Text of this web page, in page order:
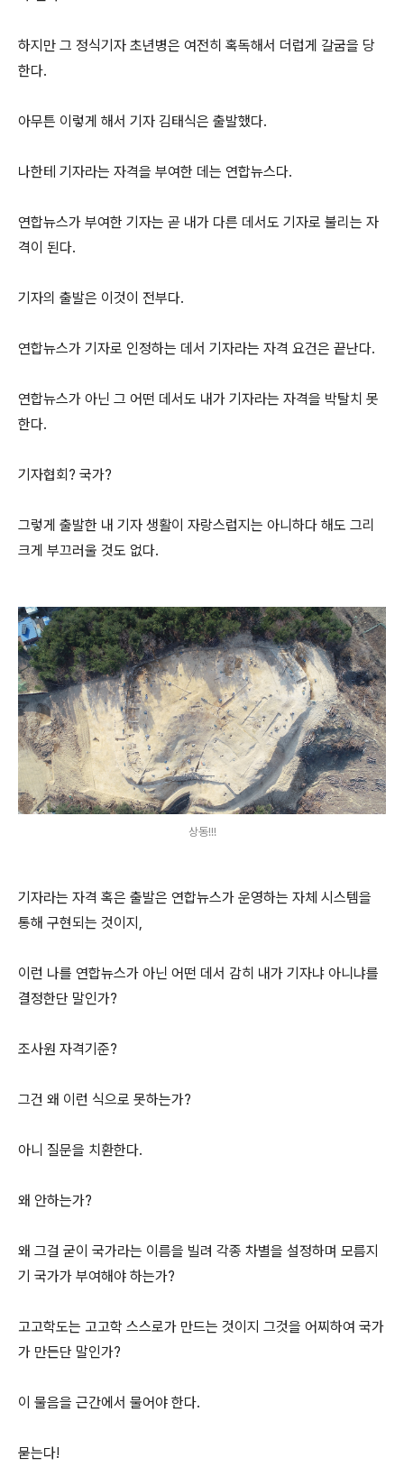
하지만 그 정식기자 초년병은 여전히 혹독해서 더럽게 갈굼을 당
한다.
아무튼 이렇게 해서 기자 김태식은 출발했다.
나한테 기자라는 자격을 부여한 데는 연합뉴스다.
연합뉴스가 부여한 기자는 곧 내가 다른 데서도 기자로 불리는 자
격이 된다.
기자의 출발은 이것이 전부다.
연합뉴스가 기자로 인정하는 데서 기자라는 자격 요건은 끝난다.
연합뉴스가 아닌 그 어떤 데서도 내가 기자라는 자격을 박탈치 못
한다.
기자협회? 국가?
그렇게 출발한 내 기자 생활이 자랑스럽지는 아니하다 해도 그리
크게 부끄러울 것도 없다.
상동!!!
기자라는 자격 혹은 출발은 연합뉴스가 운영하는 자체 시스템을
통해 구현되는 것이지,
이런 나를 연합뉴스가 아닌 어떤 데서 감히 내가 기자냐 아니냐를
결정한단 말인가?
조사원 자격기준?
그건 왜 이런 식으로 못하는가?
아니 질문을 치환한다.
왜 안하는가?
왜 그걸 굳이 국가라는 이름을 빌려 각종 차별을 설정하며 모름지
기 국가가 부여해야 하는가?
고고학도는 고고학 스스로가 만드는 것이지 그것을 어찌하여 국가
가 만든단 말인가?
이 물음을 근간에서 물어야 한다.
묻는다!